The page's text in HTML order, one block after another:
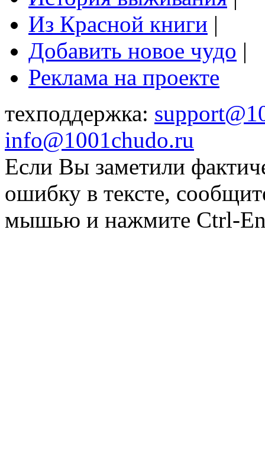
Из Красной книги |
Добавить новое чудо |
Реклама на проекте
техподдержка:
info@1001chudo.ru
Если Вы заметили
ошибку в тексте,
мышью и нажмите Ctrl-